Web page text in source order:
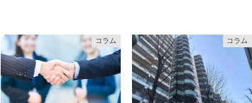
コラム コラム